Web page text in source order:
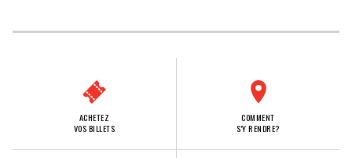
ACHETEZ
VOS BILLETS
COMMENT
S'Y RENDRE?